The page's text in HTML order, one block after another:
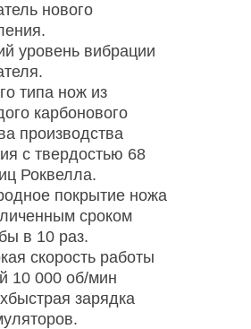
нового
уровень вибрации
типа нож из
карбонового
производства
с твердостью 68
Роквелла.
покрытие ножа
сроком
в 10 раз.
скорость работы
10 000 об/мин
зарядка